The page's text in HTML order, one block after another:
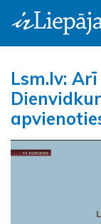
Lsm.lv: